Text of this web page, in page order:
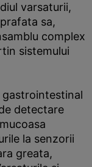
varsaturii,
sa,
complex
sistemului
gastrointestinal
detectare
la senzorii
greata,